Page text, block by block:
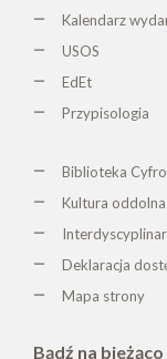
Kalendarz
USOS
EdEt
Przypisologia
Biblioteka
Kultura oddolna
Deklaracja
Mapa strony
Bądź na bieżąco